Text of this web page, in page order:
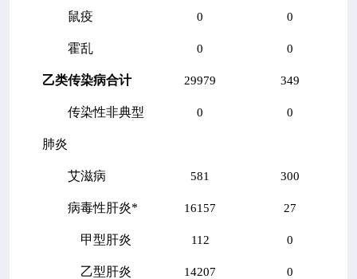
鼠疫 0 0
霍乱 0 0
乙类传染病合计 29979 349
传染性非典型
肺炎
0 0
艾滋病 581 300
病毒性肝炎* 16157 27
甲型肝炎 112 0
乙型肝炎 14207 0